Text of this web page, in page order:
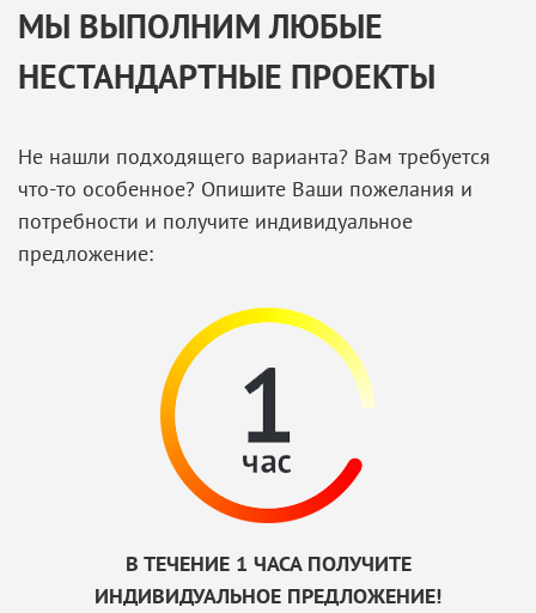
МЫ ВЫПОЛНИМ ЛЮБЫЕ
НЕСТАНДАРТНЫЕ ПРОЕКТЫ
Не нашли подходящего варианта? Вам требуется
что-то особенное? Опишите Ваши пожелания и
потребности и получите индивидуальное
предложение:
В ТЕЧЕНИЕ 1 ЧАСА ПОЛУЧИТЕ
ИНДИВИДУАЛЬНОЕ ПРЕДЛОЖЕНИЕ!